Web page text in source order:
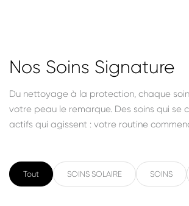
Nos Soins Signature
Du nettoyage à la protection, chaque
votre peau le remarque. Des soins qui se
actifs qui agissent : votre routine
Tout SOINS SOLAIRE SOINS